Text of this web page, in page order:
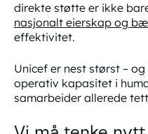
direkte støtte er ikke
nasjonalt eierskap og
effektivitet.
Unicef er nest størst –
operativ kapasitet i
samarbeider allerede